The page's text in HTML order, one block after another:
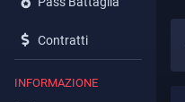
Contratti
INFORMAZIONE